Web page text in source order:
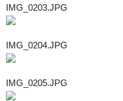
IMG_0203.JPG
IMG_0204.JPG
IMG_0205.JPG